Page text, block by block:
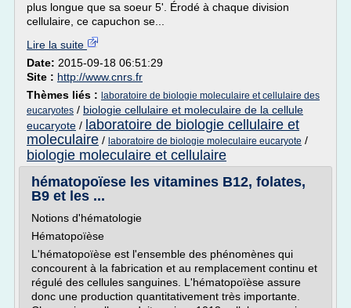
plus longue que sa soeur 5'. Érodé à chaque division
cellulaire, ce capuchon se...
Lire la suite
Date: 2015-09-18 06:51:29
Site : http://www.cnrs.fr
Thèmes liés : laboratoire de biologie moleculaire et cellulaire des
eucaryotes / biologie cellulaire et moleculaire de la cellule
eucaryote / laboratoire de biologie cellulaire et
moleculaire / laboratoire de biologie moleculaire eucaryote /
biologie moleculaire et cellulaire
hématopoïese les vitamines B12, folates,
B9 et les ...
Notions d'hématologie
Hématopoïèse
L'hématopoïèse est l'ensemble des phénomènes qui
concourent à la fabrication et au remplacement continu et
régulé des cellules sanguines. L'hématopoïèse assure
donc une production quantitativement très importante.